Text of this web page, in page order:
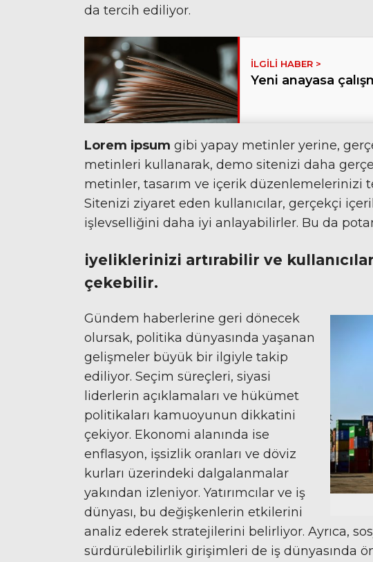
da tercih ediliyor.
Yeni anayasa
Lorem ipsum gibi yapay metinler yerine,
metinleri kullanarak, demo sitenizi daha
metinler, tasarım ve içerik düzenlemelerinizi
Sitenizi ziyaret eden kullanıcılar, gerçekçi
işlevselliğini daha iyi anlayabilirler. Bu da
iyeliklerinizi artırabilir ve
çekebilir.
Gündem haberlerine geri dönecek
olursak, politika dünyasında yaşanan
gelişmeler büyük bir ilgiyle takip
ediliyor. Seçim süreçleri, siyasi
liderlerin açıklamaları ve hükümet
politikaları kamuoyunun dikkatini
çekiyor. Ekonomi alanında ise
enflasyon, işsizlik oranları ve döviz
kurları üzerindeki dalgalanmalar
yakından izleniyor. Yatırımcılar ve iş
dünyası, bu değişkenlerin etkilerini
analiz ederek stratejilerini belirliyor. Ayrıca,
sürdürülebilirlik girişimleri de iş dünyasında